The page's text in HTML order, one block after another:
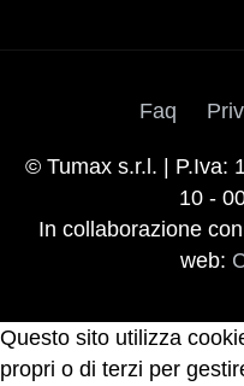
te ? clicca qui e
Faq
© Tumax s.r.l. | P.Iva:
10 -
In collaborazione con
web:
Questo sito utilizza
propri o di terzi per